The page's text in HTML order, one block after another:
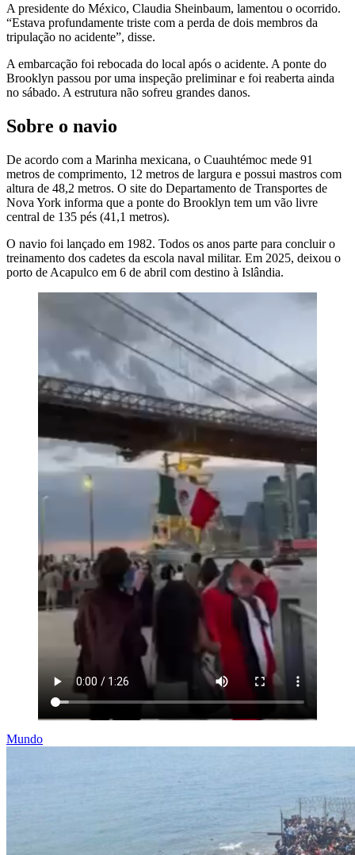
A presidente do México, Claudia Sheinbaum, lamentou o ocorrido.
“Estava profundamente triste com a perda de dois membros da
tripulação no acidente”, disse.
A embarcação foi rebocada do local após o acidente. A ponte do
Brooklyn passou por uma inspeção preliminar e foi reaberta ainda
no sábado. A estrutura não sofreu grandes danos.
Sobre o navio
De acordo com a Marinha mexicana, o Cuauhtémoc mede 91
metros de comprimento, 12 metros de largura e possui mastros com
altura de 48,2 metros. O site do Departamento de Transportes de
Nova York informa que a ponte do Brooklyn tem um vão livre
central de 135 pés (41,1 metros).
O navio foi lançado em 1982. Todos os anos parte para concluir o
treinamento dos cadetes da escola naval militar. Em 2025, deixou o
porto de Acapulco em 6 de abril com destino à Islândia.
Mundo